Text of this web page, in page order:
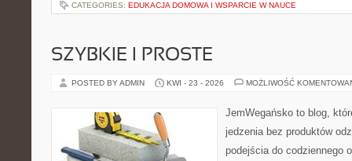
CATEGORIES: EDUKACJA DOMOWA I WSPARCIE W NAUCE
SZYBKIE I PROSTE
POSTED BY ADMIN KWI - 23 - 2026 MOŻLIWOŚĆ
JemWegańsko to blog,
jedzenia bez produktów
podejścia do codziennego